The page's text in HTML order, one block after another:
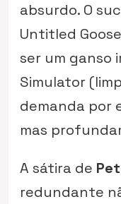
absurdo. O
Untitled
ser um ganso
Simulator
demanda por
mas
A sátira de
redundante